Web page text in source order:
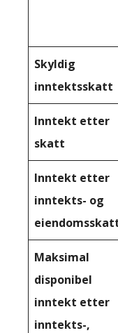
Skyldig
inntektsskatt
Inntekt etter
skatt
Inntekt etter
inntekts- og
Maksimal
disponibel
inntekt etter
inntekts-,